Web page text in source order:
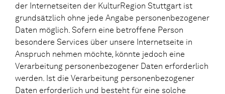
der Internetseiten der KulturRegion Stuttgart ist
grundsätzlich ohne jede Angabe personenbezogener
Daten möglich. Sofern eine betroffene Person
besondere Services über unsere Internetseite in
Anspruch nehmen möchte, könnte jedoch eine
Verarbeitung personenbezogener Daten erforderlich
werden. Ist die Verarbeitung personenbezogener
Daten erforderlich und besteht für eine solche